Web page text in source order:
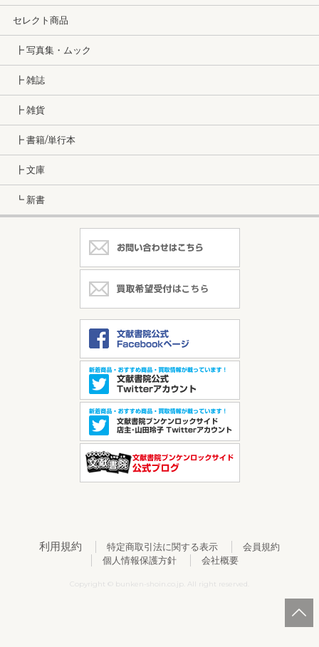
セレクト商品
┣ 写真集・ムック
┣ 雑誌
┣ 雑貨
┣ 書籍/単行本
┣ 文庫
┗ 新書
利用規約 特定商取引法に関する表示
会員規約
個人情報保護方針
会社概要
Copyright © bunken-shoin.co.jp. All right reserved.